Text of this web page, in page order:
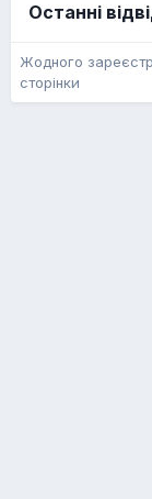
Останні
Жодного
сторінки